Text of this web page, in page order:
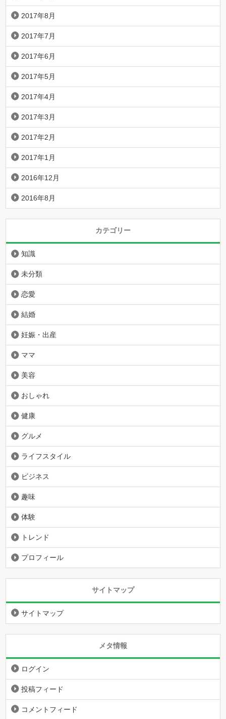
2017年8月
2017年7月
2017年6月
2017年5月
2017年4月
2017年3月
2017年2月
2017年1月
2016年12月
2016年8月
カテゴリー
知識
未分類
恋愛
結婚
妊娠・出産
ママ
美容
おしゃれ
健康
グルメ
ライフスタイル
ビジネス
趣味
体験
トレンド
プロフィール
サイトマップ
サイトマップ
メタ情報
ログイン
投稿フィード
コメントフィード